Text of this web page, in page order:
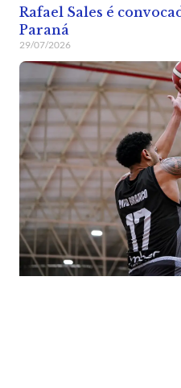
Rafael Sales é
Paraná
29/07/2026